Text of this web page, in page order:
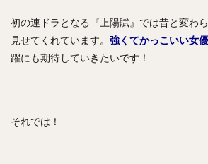
初の連ドラとなる『上陽賦』では昔と変わ
見せてくれています。 強くてかっこいい女
躍にも期待していきたいです！
それでは！